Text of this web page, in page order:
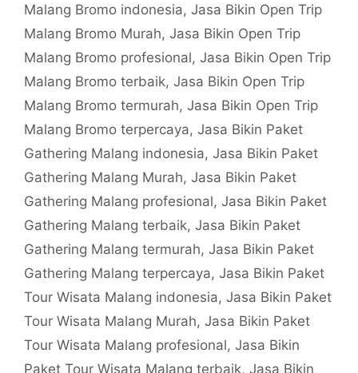
Malang Bromo indonesia, Jasa Bikin Open Trip
Malang Bromo Murah, Jasa Bikin Open Trip
Malang Bromo profesional, Jasa Bikin Open Trip
Malang Bromo terbaik, Jasa Bikin Open Trip
Malang Bromo termurah, Jasa Bikin Open Trip
Malang Bromo terpercaya, Jasa Bikin Paket
Gathering Malang indonesia, Jasa Bikin Paket
Gathering Malang Murah, Jasa Bikin Paket
Gathering Malang profesional, Jasa Bikin Paket
Gathering Malang terbaik, Jasa Bikin Paket
Gathering Malang termurah, Jasa Bikin Paket
Gathering Malang terpercaya, Jasa Bikin Paket
Tour Wisata Malang indonesia, Jasa Bikin Paket
Tour Wisata Malang Murah, Jasa Bikin Paket
Tour Wisata Malang profesional, Jasa Bikin
Paket Tour Wisata Malang terbaik, Jasa Bikin